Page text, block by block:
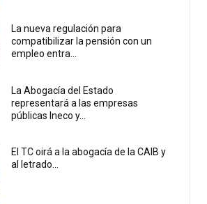
La nueva regulación para
compatibilizar la pensión con un
empleo entra...
La Abogacía del Estado
representará a las empresas
públicas Ineco y...
El TC oirá a la abogacía de la CAIB y
al letrado...